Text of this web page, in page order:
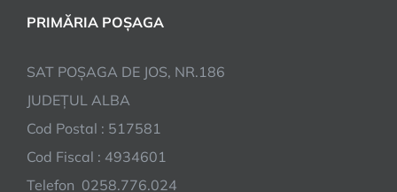
PRIMĂRIA POȘAGA
SAT POȘAGA DE JOS, NR.186
JUDEȚUL ALBA
Cod Postal : 517581
Cod Fiscal : 4934601
Telefon 0258.776.024